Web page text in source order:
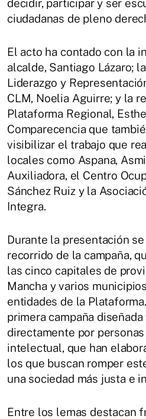
decidir, participar y ser
ciudadanas de pleno
El acto ha contado con la
alcalde, Santiago Lázaro;
Liderazgo y
CLM, Noelia Aguirre; y la
Plataforma Regional,
Comparecencia que
visibilizar el trabajo que
locales como Aspana,
Auxiliadora, el Centro
Sánchez Ruiz y la
Integra.
Durante la presentación
recorrido de la campaña,
las cinco capitales de
Mancha y varios
entidades de la
primera campaña
directamente por
intelectual, que han
los que buscan romper
una sociedad más justa e
Entre los lemas destacan